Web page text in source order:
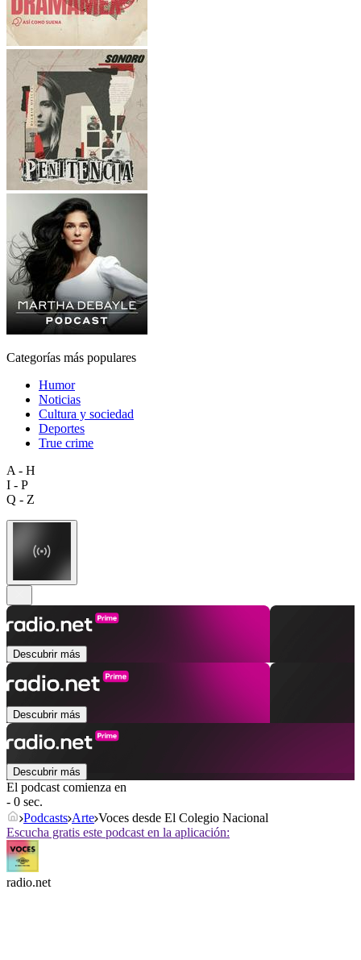
Categorías más populares
Humor
Noticias
Cultura y sociedad
Deportes
True crime
A - H
I - P
Q - Z
Descubrir más
Descubrir más
Descubrir más
El podcast comienza en
- 0 sec.
Podcasts Arte Voces desde El Colegio Nacional
Escucha gratis este podcast en la aplicación:
radio.net